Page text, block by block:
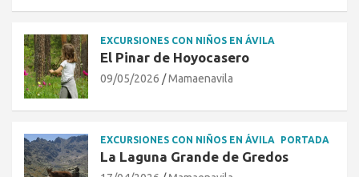
EXCURSIONES CON NIÑOS EN ÁVILA
El Pinar de Hoyocasero
09/05/2026 Mamaenavila
EXCURSIONES CON NIÑOS EN ÁVILA PORTADA
La Laguna Grande de Gredos